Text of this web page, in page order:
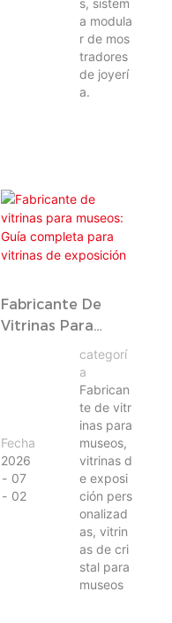
a modula
r de mos
tradores
de joyerí
a.
Fabricante De
Vitrinas Para
Completa Para
Personalizadas
Fecha
2026
07
02
categorí
a
Fabrican
te de vitr
inas para
museos,
vitrinas d
e exposi
ción pers
onalizad
as, vitrin
as de cri
stal para
museos